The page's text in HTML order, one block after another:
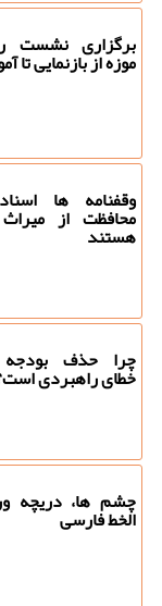
برگزاری نشست
موزه از بازنمایی تا
وقفنامه ها
محافظت از
هستند
چرا حذف
خطای راهبردی
چشم ها، دریچه
الخط فارسی